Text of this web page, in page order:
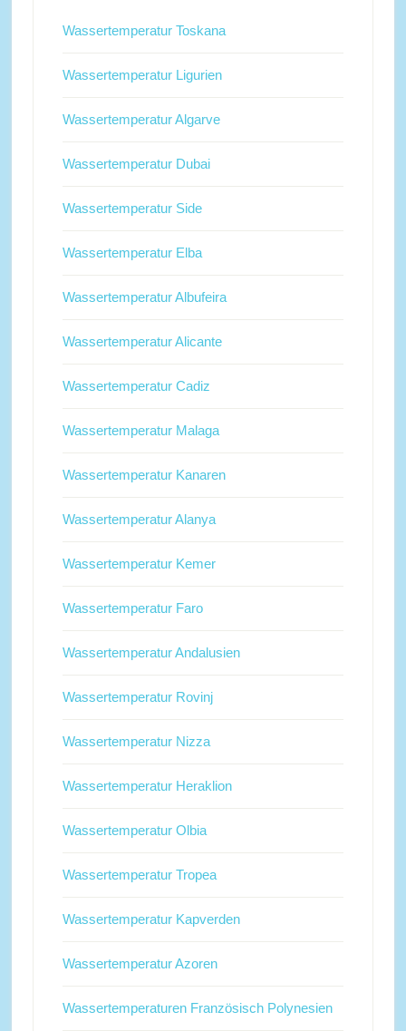
Wassertemperatur Toskana
Wassertemperatur Ligurien
Wassertemperatur Algarve
Wassertemperatur Dubai
Wassertemperatur Side
Wassertemperatur Elba
Wassertemperatur Albufeira
Wassertemperatur Alicante
Wassertemperatur Cadiz
Wassertemperatur Malaga
Wassertemperatur Kanaren
Wassertemperatur Alanya
Wassertemperatur Kemer
Wassertemperatur Faro
Wassertemperatur Andalusien
Wassertemperatur Rovinj
Wassertemperatur Nizza
Wassertemperatur Heraklion
Wassertemperatur Olbia
Wassertemperatur Tropea
Wassertemperatur Kapverden
Wassertemperatur Azoren
Wassertemperaturen Französisch Polynesien